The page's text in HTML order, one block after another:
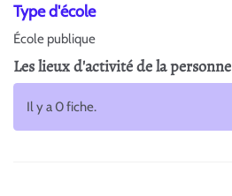
Type d'école
École publique
Les lieux d'activité de la personne
Il y a 0 fiche.